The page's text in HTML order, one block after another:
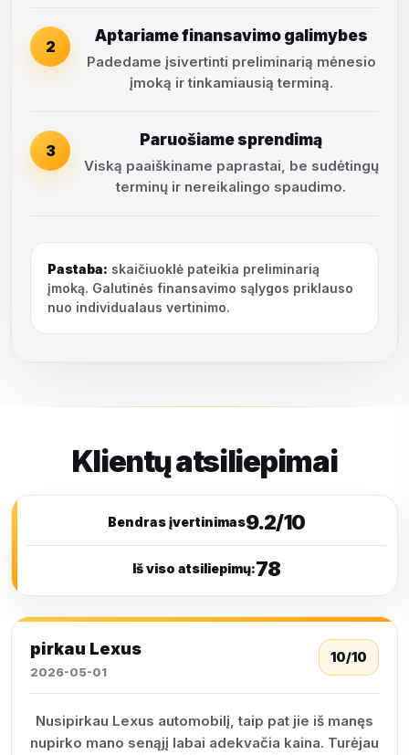
2
Aptariame finansavimo galimybes
Padedame įsivertinti preliminarią mėnesio
įmoką ir tinkamiausią terminą.
3
Paruošiame sprendimą
Viską paaiškiname paprastai, be sudėtingų
terminų ir nereikalingo spaudimo.
Pastaba: skaičiuoklė pateikia preliminarią
įmoką. Galutinės finansavimo sąlygos priklauso
nuo individualaus vertinimo.
Klientų atsiliepimai
Bendras įvertinimas9.2/10
Iš viso atsiliepimų:78
pirkau Lexus
2026-05-01
10/10
Nusipirkau Lexus automobilį, taip pat jie iš manęs
nupirko mano senąjį labai adekvačia kaina. Turėjau